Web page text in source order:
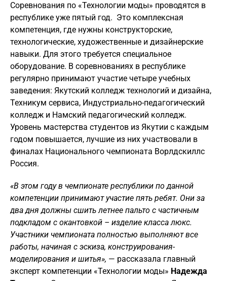
Соревнования по «Технологии моды» проводятся в
республике уже пятый год. Это комплексная
компетенция, где нужны конструкторские,
технологические, художественные и дизайнерские
навыки. Для этого требуется специальное
оборудование. В соревнованиях в республике
регулярно принимают участие четыре учебных
заведения: Якутский колледж технологий и дизайна,
Техникум сервиса, Индустриально-педагогический
колледж и Намский педагогический колледж.
Уровень мастерства студентов из Якутии с каждым
годом повышается, лучшие из них участвовали в
финалах Национального чемпионата Ворлдскиллс
Россия.
«В этом году в чемпионате республики по данной
компетенции принимают участие пять ребят. Они за
два дня должны сшить летнее пальто с частичным
подкладом с окантовкой – изделие класса люкс.
Участники чемпионата полностью выполняют все
работы, начиная с эскиза, конструирования-
моделирования и шитья», — рассказала главный
эксперт компетенции «Технологии моды» Надежда